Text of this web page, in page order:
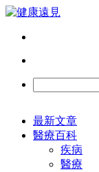
最新文章
醫療百科
疾病
醫療